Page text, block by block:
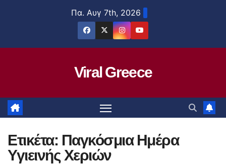
Πα. Αυγ 7th, 2026
Viral Greece
Ετικέτα: Παγκόσμια Ημέρα
Υγιεινής Χεριών